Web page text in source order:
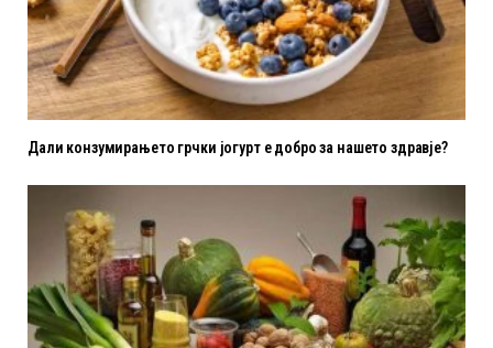
Дали конзумирањето грчки јогурт е добро за нашето здравје?